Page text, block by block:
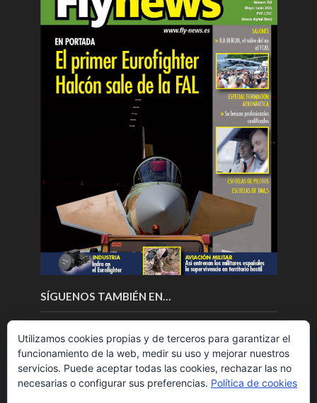
SÍGUENOS TAMBIÉN EN…
Utilizamos cookies propias y de terceros para garantizar el
funcionamiento de la web, medir su uso y mejorar nuestros
servicios. Puede aceptar todas las cookies, rechazar las no
necesarias o configurar sus preferencias. Política de cookies